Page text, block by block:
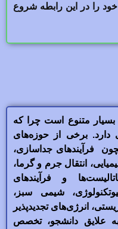
خود را در این رابطه شروع
بسیار متنوع است چرا که
برخی از حوزه‌های
فرآیندهای جداسازی،
انتقال جرم و گرما،
و فرآیندهای
شیمی سبز،
انرژی‌های تجدیدپذیر
علایق دانشجو، تخصص